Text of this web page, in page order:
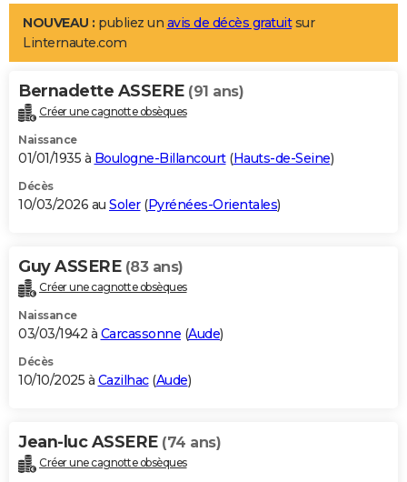
LIFESTYLE
Art de vivre
Bien-être
Loisirs
Mode
Modes de vie
Alimentation
Guide de la santé
Maladies
Médicaments
Sommeil
VOYAGE
Destinations
City break
Voyage nature
Voyage de noces
Forum
Climat
+PHOTO
GUIDES D'ACHAT
BONS PLANS
Carte de Noël
Carte Bonne année
Carte Saint-Valentin
Carte Pâques
Carte d'anniversaire
DICTIONNAIRE
Dictionnaire
Biographies
Citations
Expressions
Proverbes
PROGRAMME TV
S'inscrire
Se connecter
Lycées
Collèges
Primaires
Universités
Entreprises
Service militaire
Avis de recherche
AVIS DE DÉCÈS
Bricolage
Lifestyle
Culture
Sport
Auto
Television
Voyage
Cinema
NOUVEAU : publiez un avis de décès gratuitsur
Linternaute.com
Bernadette ASSERE (91 ans)
Créer une cagnotte obsèques
Naissance
01/01/1935 à Boulogne-Billancourt(Hauts-de-Seine)
Décès
10/03/2026 au Soler(Pyrénées-Orientales)
Guy ASSERE (83 ans)
Créer une cagnotte obsèques
Naissance
03/03/1942 à Carcassonne (Aude)
Décès
10/10/2025 à Cazilhac(Aude)
Jean-luc ASSERE (74 ans)
Créer une cagnotte obsèques